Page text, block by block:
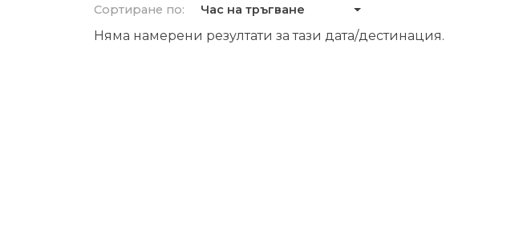
Сортиране по: Час на тръгване
Няма намерени резултати за тази дата/дестинация.